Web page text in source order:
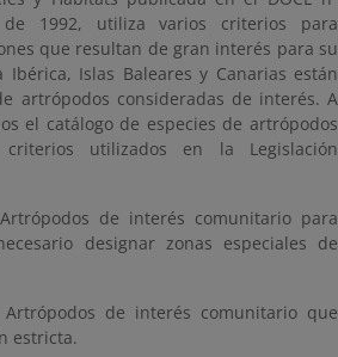
1992, utiliza varios criterios para
que resultan de gran interés para su
Ibérica, Islas Baleares y Canarias están
artrópodos consideradas de interés. A
el catálogo de especies de artrópodos
utilizados en la Legislación
de interés comunitario para
designar zonas especiales de
Artrópodos de interés comunitario que
estricta.